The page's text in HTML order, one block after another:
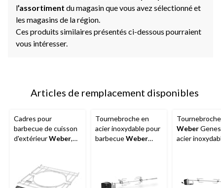
l’assortiment du magasin que vous avez sélectionné et
les magasins de la région.
Ces produits similaires présentés ci-dessous pourraient
vous intéresser.
Articles de remplacement disponibles
Cadres pour
barbecue de cuisson
d'extérieurWeber,
Tournebroche en
acier inoxydable pour
barbecueWeber
Tournebroche
Weber
acier